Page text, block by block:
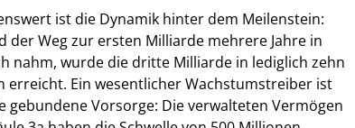
ist die Dynamik hinter dem Meilenstein:
der Weg zur ersten Milliarde mehrere Jahre in
nahm, wurde die dritte Milliarde in lediglich zehn
erreicht. Ein wesentlicher Wachstumstreiber ist
gebundene Vorsorge: Die verwalteten Vermögen